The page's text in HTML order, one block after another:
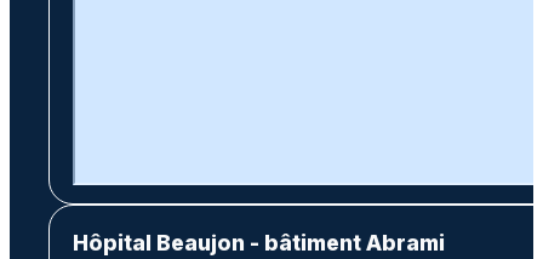
Hôpital Beaujon - bâtiment Abrami